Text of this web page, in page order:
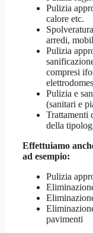
Pulizia
calore etc.
arredi,
Pulizia
compresi
Pulizia e
(sanitari e
Trattamenti
della
Effettuiamo
ad esempio:
Pulizia
pavimenti